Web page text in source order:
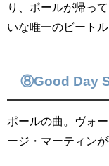
り、ポールが帰っ
いな唯一のビート
⑧Good Day
ポールの曲。ヴォ
ージ・マーティンが